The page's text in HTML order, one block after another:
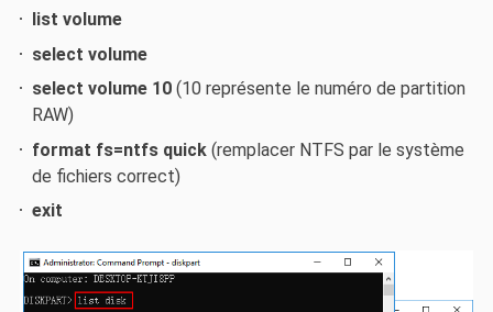
list volume
select volume
select volume 10 (10 représente le numéro de partition
RAW)
format fs=ntfs quick (remplacer NTFS par le système
de fichiers correct)
exit